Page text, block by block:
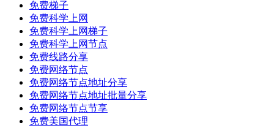
免费梯子
免费科学上网
免费科学上网梯子
免费科学上网节点
免费线路分享
免费网络节点
免费网络节点地址分享
免费网络节点地址批量分享
免费网络节点节享
免费美国代理